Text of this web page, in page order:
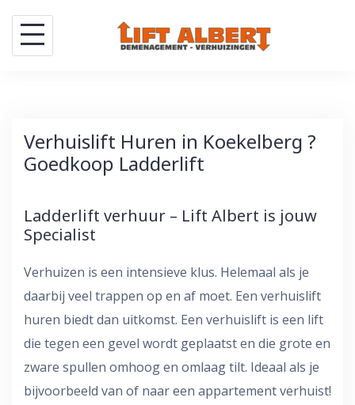
Skip
content
Verhuislift Huren in Koekelberg ?
Goedkoop Ladderlift
Ladderlift verhuur – Lift Albert is jouw
Specialist
Verhuizen is een intensieve klus. Helemaal als je
daarbij veel trappen op en af moet. Een verhuislift
huren biedt dan uitkomst. Een verhuislift is een lift
die tegen een gevel wordt geplaatst en die grote en
zware spullen omhoog en omlaag tilt. Ideaal als je
bijvoorbeeld van of naar een appartement verhuist!